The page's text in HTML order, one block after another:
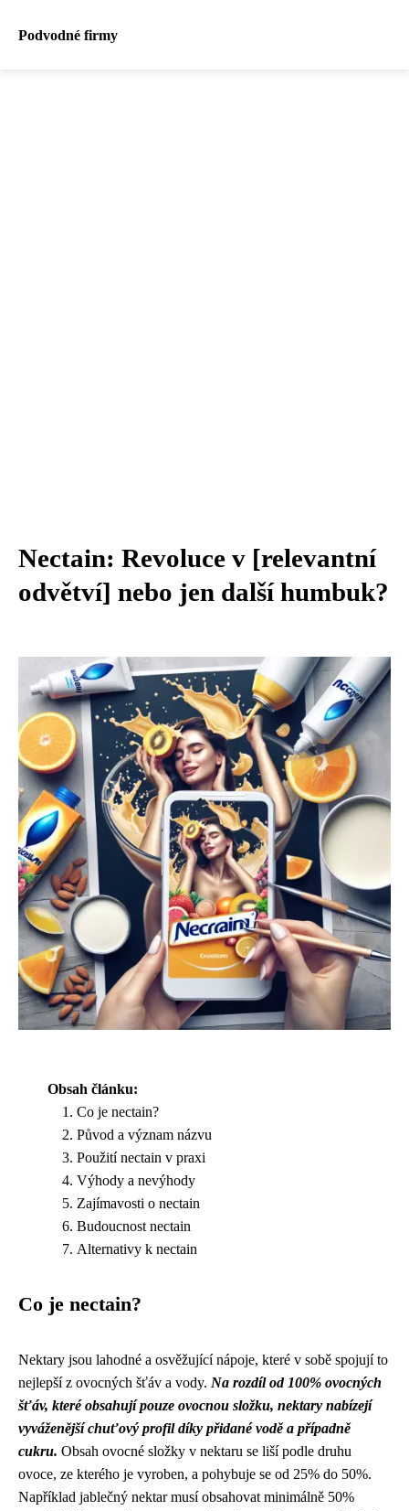
Podvodné firmy
Nectain: Revoluce v [relevantní
odvětví] nebo jen další humbuk?
Obsah článku:
Co je nectain?
Původ a význam názvu
Použití nectain v praxi
Výhody a nevýhody
Zajímavosti o nectain
Budoucnost nectain
Alternativy k nectain
Co je nectain?
Nektary jsou lahodné a osvěžující nápoje, které v sobě spojují to
nejlepší z ovocných šťáv a vody. Na rozdíl od 100% ovocných
šťáv, které obsahují pouze ovocnou složku, nektary nabízejí
vyváženější chuťový profil díky přidané vodě a případně
cukru. Obsah ovocné složky v nektaru se liší podle druhu
ovoce, ze kterého je vyroben, a pohybuje se od 25% do 50%.
Například jablečný nektar musí obsahovat minimálně 50%